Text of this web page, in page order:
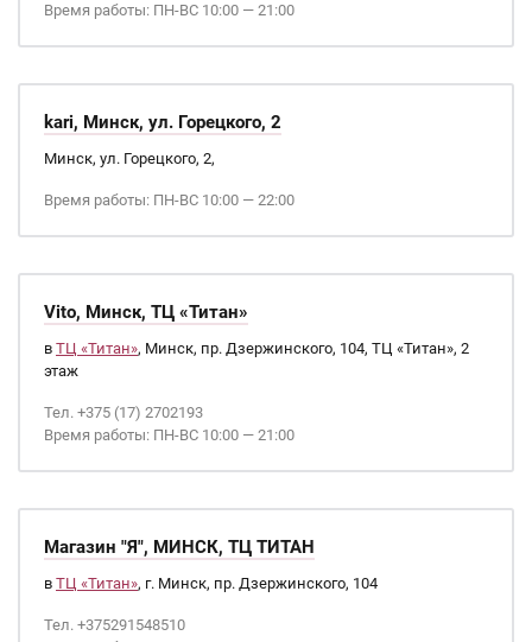
Время работы: ПН-ВС 10:00 — 21:00
kari, Минск, ул. Горецкого, 2
Минск, ул. Горецкого, 2,
Время работы: ПН-ВС 10:00 — 22:00
Vito, Минск, ТЦ «Титан»
в ТЦ «Титан», Минск, пр. Дзержинского, 104, ТЦ «Титан», 2
этаж
Тел. +375 (17) 2702193
Время работы: ПН-ВС 10:00 — 21:00
Магазин "Я", МИНСК, ТЦ ТИТАН
в ТЦ «Титан», г. Минск, пр. Дзержинского, 104
Тел. +375291548510